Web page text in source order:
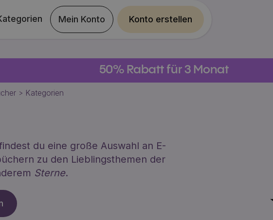
Mein Konto Konto erstellen
50% Rabatt für 3 Monat
> Kategorien
du eine große Auswahl an E-
zu den Lieblingsthemen der
Sterne.